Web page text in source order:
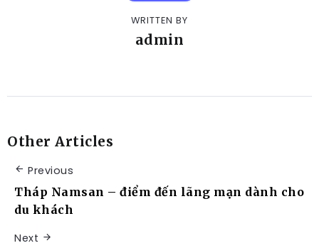
WRITTEN BY
admin
Other Articles
Previous
Tháp Namsan – điểm đến lãng mạn dành cho
du khách
Next